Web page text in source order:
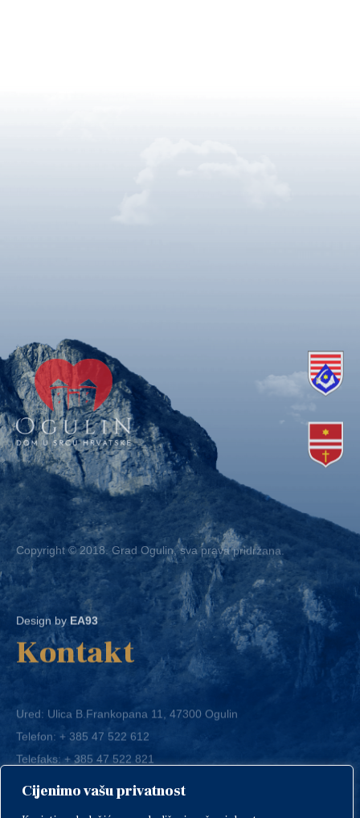
Cijenimo vašu privatnost
Copyright © 2018. Grad Ogulin, sva prava pridržana.
Design byEA93
Kontakt
Ured: Ulica B.Frankopana 11, 47300 Ogulin
Telefon:+ 385 47 522 612
Telefaks:+ 385 47 522 821
E-mail:grad-ogulin@ogulin.hr